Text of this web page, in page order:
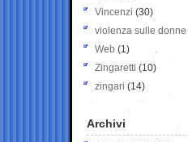
Vincenzi (30)
violenza sulle donne
Web (1)
Zingaretti (10)
zingari (14)
Archivi